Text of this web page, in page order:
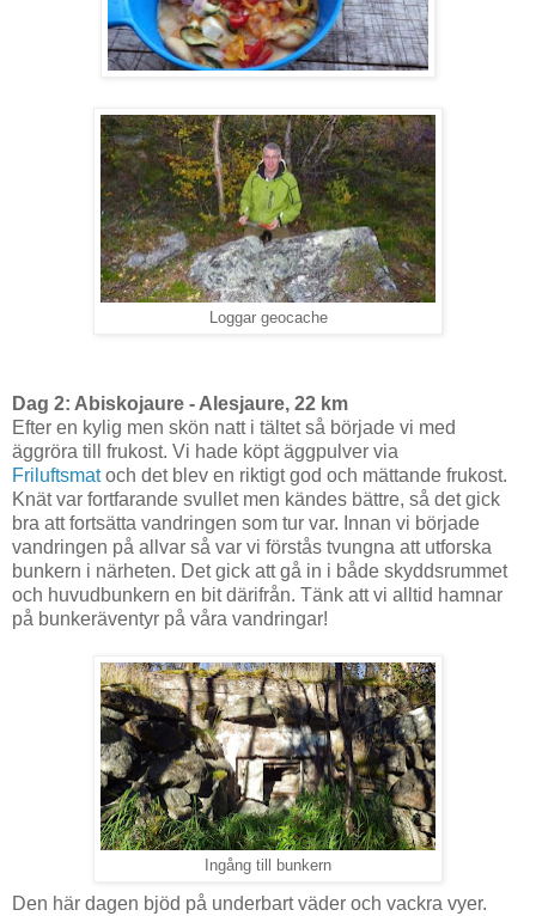
Loggar geocache
Dag 2: Abiskojaure - Alesjaure, 22 km
Efter en kylig men skön natt i tältet så började vi med
äggröra till frukost. Vi hade köpt äggpulver via
Friluftsmatoch det blev en riktigt god och mättande frukost.
Knät var fortfarande svullet men kändes bättre, så det gick
bra att fortsätta vandringen som tur var. Innan vi började
vandringen på allvar så var vi förstås tvungna att utforska
bunkern i närheten. Det gick att gå in i både skyddsrummet
och huvudbunkern en bit därifrån. Tänk att vi alltid hamnar
på bunkeräventyr på våra vandringar!
Ingång till bunkern
Den här dagen bjöd på underbart väder och vackra vyer.